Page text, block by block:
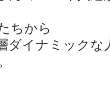
ちから
ダイナミックな